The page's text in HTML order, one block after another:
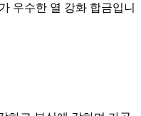
우수한 열 강화 합금입니